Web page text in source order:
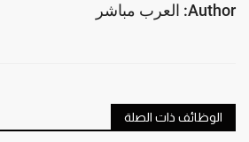
Author: العرب مباشر
الوظائف ذات الصلة